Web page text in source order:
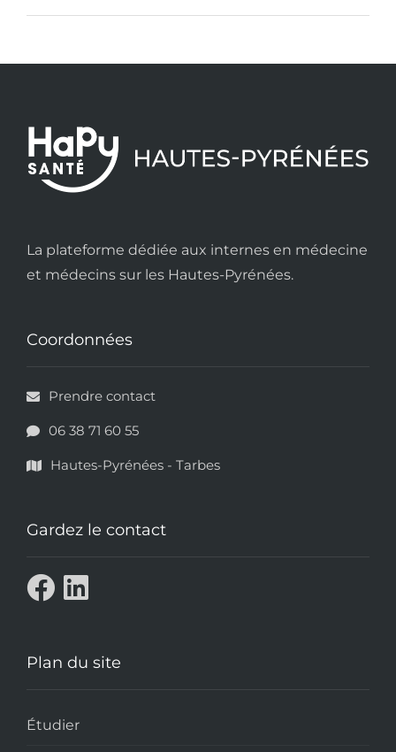
La plateforme dédiée aux internes en médecine
et médecins sur les Hautes-Pyrénées.
Coordonnées
Prendre contact
06 38 71 60 55
Hautes-Pyrénées - Tarbes
Gardez le contact
Plan du site
Étudier